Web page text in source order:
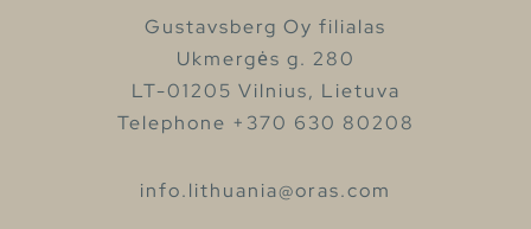
Gustavsberg Oy filialas
Ukmergės g. 280
LT-01205 Vilnius, Lietuva
Telephone +370 630 80208
info.lithuania@oras.com